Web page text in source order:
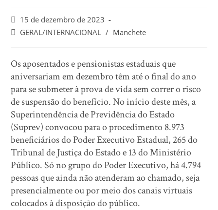
15 de dezembro de 2023
GERAL/INTERNACIONAL / Manchete
Os aposentados e pensionistas estaduais que
aniversariam em dezembro têm até o final do ano
para se submeter à prova de vida sem correr o risco
de suspensão do benefício. No início deste mês, a
Superintendência de Previdência do Estado
(Suprev) convocou para o procedimento 8.973
beneficiários do Poder Executivo Estadual, 265 do
Tribunal de Justiça do Estado e 13 do Ministério
Público. Só no grupo do Poder Executivo, há 4.794
pessoas que ainda não atenderam ao chamado, seja
presencialmente ou por meio dos canais virtuais
colocados à disposição do público.